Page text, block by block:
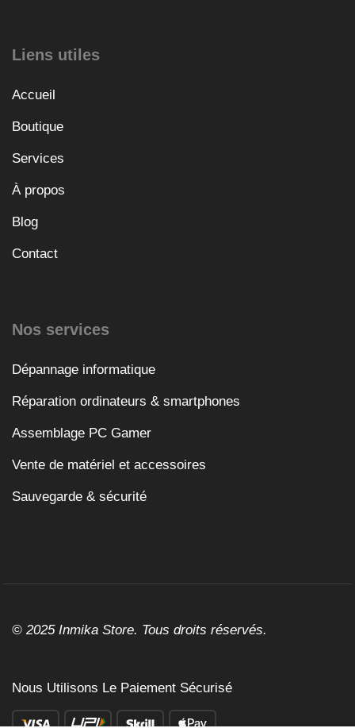
Liens utiles
Accueil
Boutique
Services
À propos
Blog
Contact
Nos services
Dépannage informatique
Réparation ordinateurs & smartphones
Assemblage PC Gamer
Vente de matériel et accessoires
Sauvegarde & sécurité
© 2025 Inmika Store. Tous droits réservés.
Nous Utilisons Le Paiement Sécurisé